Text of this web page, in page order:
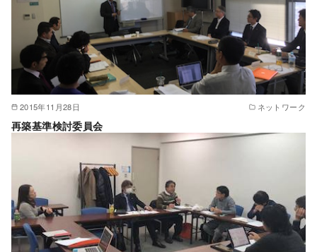
2015年11月28日 ネットワーク
再築基準検討委員会